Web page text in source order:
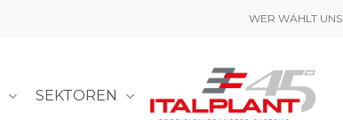
WER WÄHLT UNS
SEKTOREN